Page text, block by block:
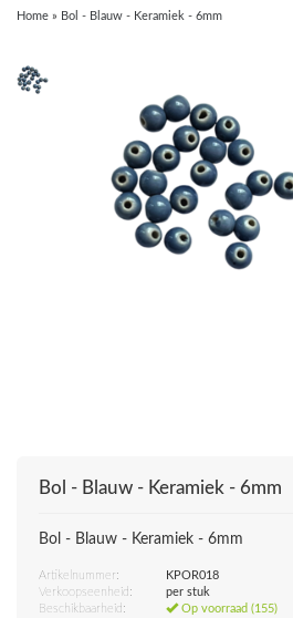
Home » Bol - Blauw - Keramiek - 6mm
Bol - Blauw - Keramiek - 6mm
Bol - Blauw - Keramiek - 6mm
Artikelnummer:
KPOR018
Verkoopseenheid:
per stuk
Beschikbaarheid:
Op voorraad (155)